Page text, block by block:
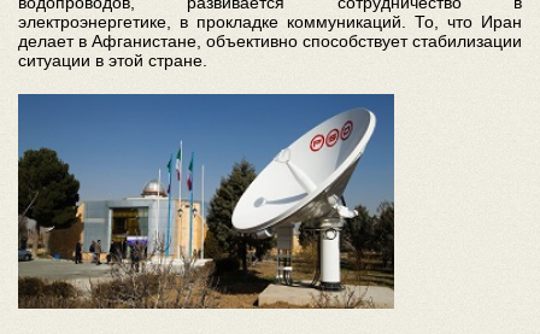
электроэнергетике, в прокладке коммуникаций. То, что Иран
делает в Афганистане, объективно способствует стабилизации
ситуации в этой стране.